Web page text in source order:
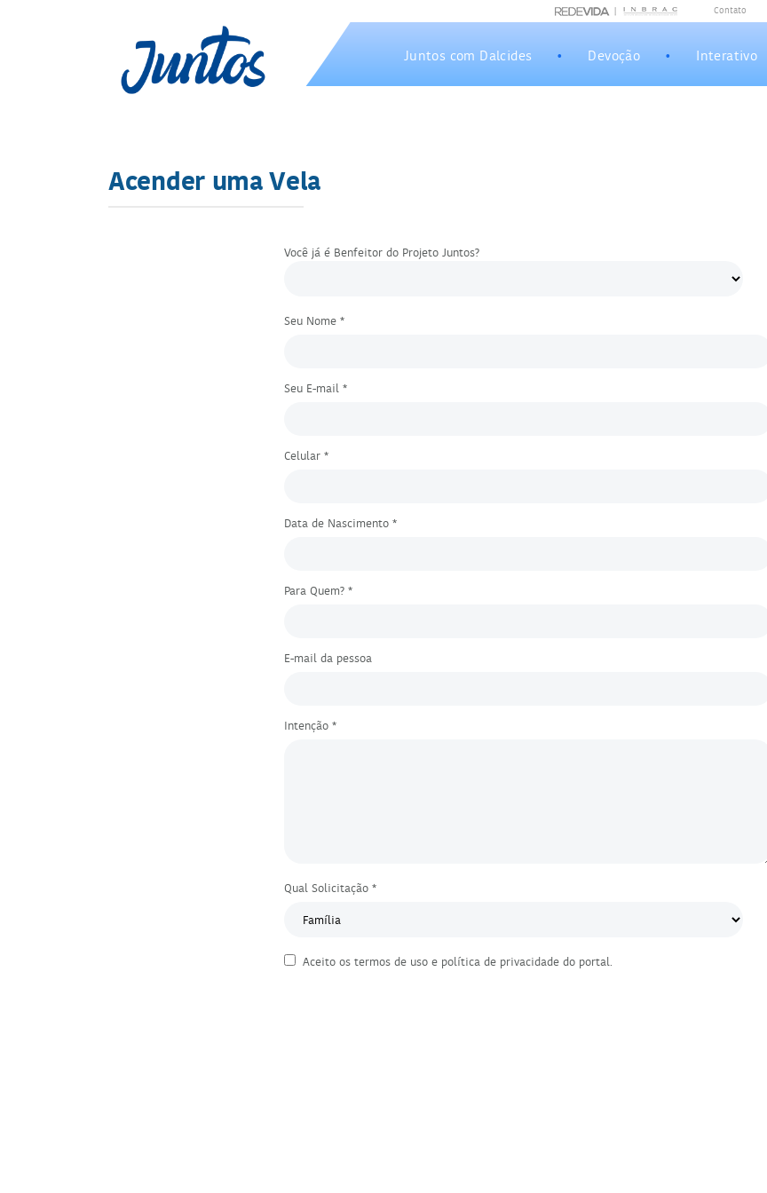
Contato
Juntos com Dalcides • Devoção • Interativo
Acender uma Vela
Você já é Benfeitor do Projeto Juntos?
Seu Nome *
Seu E-mail *
Celular *
Data de Nascimento *
Para Quem? *
E-mail da pessoa
Intenção *
Qual Solicitação *
Aceito os termos de uso e política de privacidade do portal.